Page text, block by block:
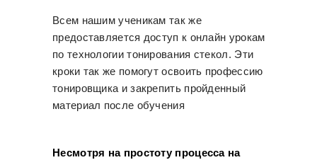
Несмотря на простоту процесса на
Всем нашим ученикам так же
предоставляется доступ к онлайн урокам
по технологии тонирования стекол. Эти
кроки так же помогут освоить профессию
тонировщика и закрепить пройденный
материал после обучения